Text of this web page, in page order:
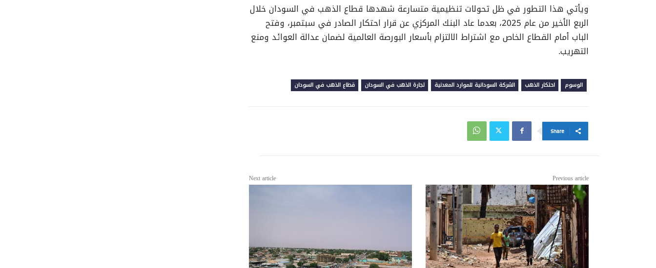
ويأتي هذا التطور في ظل تحولات تنظيمية متسارعة شهدها قطاع الذهب في السودان خلال
الربع الأخير من عام 2025، بعدما عاد البنك المركزي عن قرار احتكار الصادر في سبتمبر، وفتح
الباب أمام القطاع الخاص مع اشتراط الالتزام بأسعار البورصة العالمية لضمان عدالة العوائد ومنع
التهريب.
الوسوم احتكار الذهب الشركة السودانية للموارد المعدنية تجارة الذهب في السودان قطاع الذهب في السودان
Share
Previous article
Next article